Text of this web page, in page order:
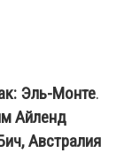
Эль-Монте.
Айленд
Австралия